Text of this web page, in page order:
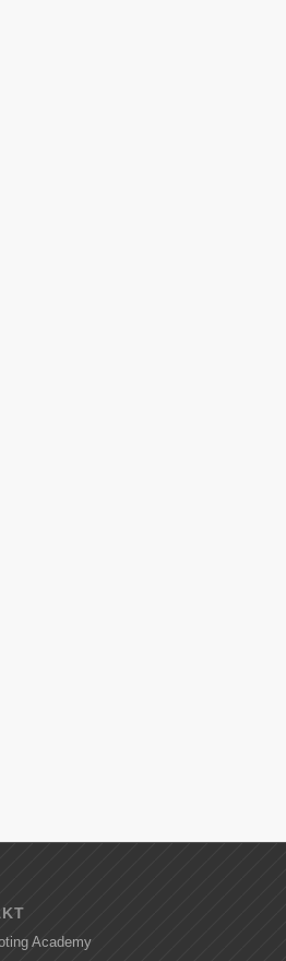
Academy